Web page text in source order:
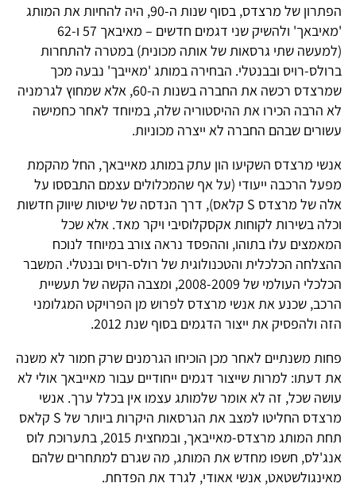
הפתרון של מרצדס, בסוף שנות ה-90, היה להחיות את המותג
'מאיבאך' ולהשיק שני דגמים חדשים – מאיבאך 57 ו-62
(למעשה שתי גרסאות של אותה מכונית) במטרה להתחרות
ברולס-רויס ובבנטלי. הבחירה במותג 'מאייבך' נבעה מכך
שמרצדס רכשה את החברה בשנות ה-60, אלא שמחוץ לגרמניה
לא הרבה הכירו את ההיסטוריה שלה, במיוחד לאחר כחמישה
עשורים שבהם החברה לא ייצרה מכוניות.
אנשי מרצדס השקיעו הון עתק במותג מאייבאך, החל מהקמת
מפעל הרכבה ייעודי (על אף שהמכלולים עצמם התבססו על
אלה של מרצדס S קלאס), דרך הנדסה של שיטות שיווק חדשות
וכלה בשירות לקוחות אקסקלוסיבי ויקר מאד. אלא שכל
המאמצים עלו בתוהו, וההפסד נראה צורב במיוחד לנוכח
ההצלחה הכלכלית והטכנולוגית של רולס-רויס ובנטלי. המשבר
הכלכלי העולמי של 2008-2009, ומצבה הקשה של תעשיית
הרכב, שכנע את אנשי מרצדס לפרוש מן הפרויקט המגלומני
הזה ולהפסיק את ייצור הדגמים בסוף שנת 2012.
פחות משנתיים לאחר מכן הוכיחו הגרמנים שרק חמור לא משנה
את דעתו: למרות שייצור דגמים ייחודיים עבור מאייבאך אולי לא
עושה שכל, זה לא אומר שלמותג עצמו אין בכלל ערך. אנשי
מרצדס החליטו למצב את הגרסאות היקרות ביותר של S קלאס
תחת המותג מרצדס-מאייבאך, ובמחצית 2015, בתערוכת לוס
אנג'לס, חשפו מחדש את המותג, מה שגרם למתחרים שלהם
מאינגולשטאט, אנשי אאודי, לגרד את הפדחת.